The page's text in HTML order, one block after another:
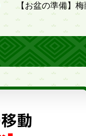
【お盆の準備】